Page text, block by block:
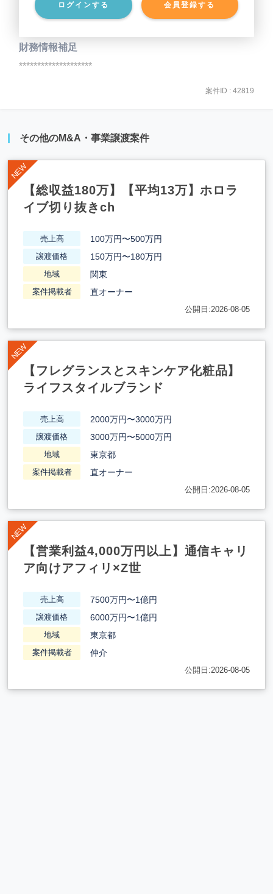
ログインする 会員登録する
事業負債 ********************
財務情報補足
********************
案件ID : 42819
その他のM&A・事業譲渡案件
【総収益180万】【平均13万】ホロラ
イブ切り抜きch
売上高 100万円〜500万円
譲渡価格 150万円〜180万円
地域 関東
案件掲載者 直オーナー
公開日:2026-08-05
【フレグランスとスキンケア化粧品】
ライフスタイルブランド
売上高 2000万円〜3000万円
譲渡価格 3000万円〜5000万円
地域 東京都
案件掲載者 直オーナー
公開日:2026-08-05
【営業利益4,000万円以上】通信キャリ
ア向けアフィリ×Z世
売上高 7500万円〜1億円
譲渡価格 6000万円〜1億円
地域 東京都
案件掲載者 仲介
公開日:2026-08-05